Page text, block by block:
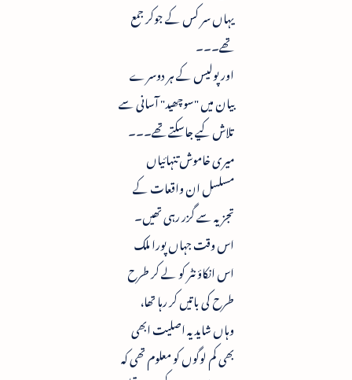
یہاں سر کس کے جوکر جمع
تھے۔۔۔
اور پولیس کے ہر دوسرے
بیان میں "سوچھید" آسانی سے
تلاش کیے جاسکتے تھے۔۔۔
میری خاموش تنہائیاں
مسلسل ان واقعات کے
تجزیہ سے گزر رہی تھیں۔
اس وقت جہاں پورا ملک
اس انکاؤنٹر کو لے کر طرح
طرح کی باتیں کر رہا تھا،
وہاں شاید یہ اصلیت ابھی
بھی کم لوگوں کو معلوم تھی کہ